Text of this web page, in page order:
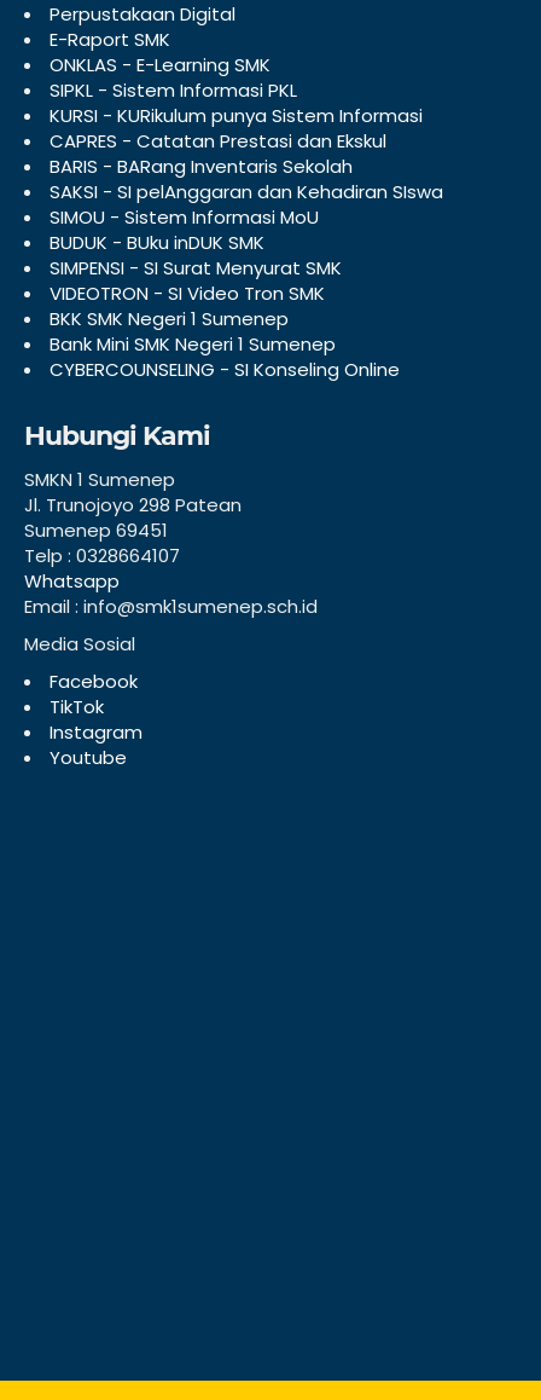
Perpustakaan Digital
E-Raport SMK
ONKLAS - E-Learning SMK
SIPKL - Sistem Informasi PKL
KURSI - KURikulum punya Sistem Informasi
CAPRES - Catatan Prestasi dan Ekskul
BARIS - BARang Inventaris Sekolah
SAKSI - SI pelAnggaran dan Kehadiran SIswa
SIMOU - Sistem Informasi MoU
BUDUK - BUku inDUK SMK
SIMPENSI - SI Surat Menyurat SMK
VIDEOTRON - SI Video Tron SMK
BKK SMK Negeri 1 Sumenep
Bank Mini SMK Negeri 1 Sumenep
CYBERCOUNSELING - SI Konseling Online
Hubungi Kami
SMKN 1 Sumenep
Jl. Trunojoyo 298 Patean
Sumenep 69451
Telp : 0328664107
Whatsapp
Email : info@smk1sumenep.sch.id
Media Sosial
Facebook
TikTok
Instagram
Youtube